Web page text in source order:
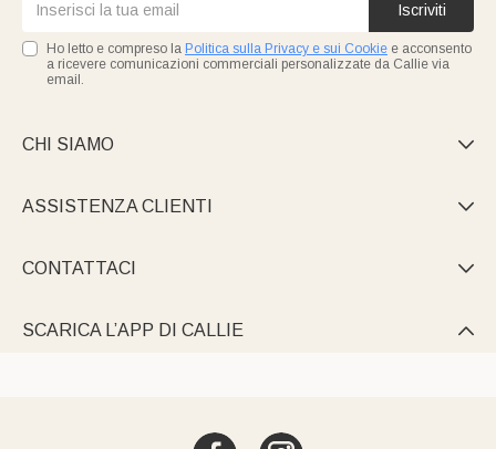
Iscriviti
Ho letto e compreso la Politica sulla Privacy e sui Cookie e acconsento
a ricevere comunicazioni commerciali personalizzate da Callie via
email.
CHI SIAMO 
ASSISTENZA CLIENTI 
CONTATTACI 
SCARICA L’APP DI CALLIE 